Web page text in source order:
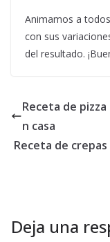
Animamos a
con sus
del resultado.
Receta de
n casa
Receta de
Deja una